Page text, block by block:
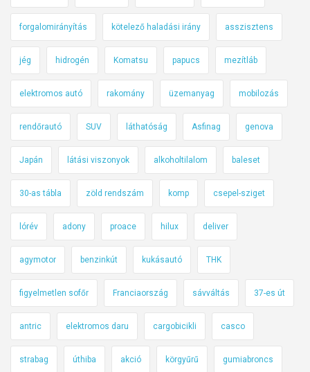
forgalomirányítás kötelező haladási irány asszisztens
jég hidrogén Komatsu papucs mezítláb
elektromos autó rakomány üzemanyag mobilozás
rendőrautó SUV láthatóság Asfinag genova
Japán látási viszonyok alkoholtilalom baleset
30-as tábla zöld rendszám komp csepel-sziget
lórév adony proace hilux deliver
agymotor benzinkút kukásautó THK
figyelmetlen sofőr Franciaország sávváltás 37-es út
antric elektromos daru cargobicikli casco
strabag úthiba akció körgyűrű gumiabroncs